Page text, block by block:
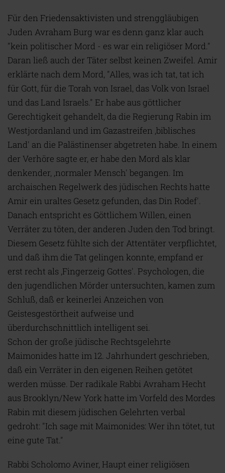
Für den Friedensaktivisten und strenggläubigen
Juden Avraham Burg war es denn ganz klar auch
"kein politischer Mord - es war ein religiöser Mord."
Daran ließ auch der Täter selbst keinen Zweifel. Amir
erklärte nach dem Mord, "Alles, was ich tat, tat ich
für Gott, für die Torah von Israel, das Volk von Israel
und das Land Israels." Er habe aus göttlicher
Gerechtigkeit gehandelt, da die Regierung Rabin im
Westjordanland und im Gazastreifen ,biblisches
Land' an die Palästinenser abgetreten habe. In einem
der Verhöre sagte er, er habe den Mord als klar
denkender, ‚normaler Mensch' begangen. Im
archaischen Regelwerk des jüdischen Rechts hatte
Amir ein uraltes Gesetz gefunden, das Din Rodef'.
Danach entspricht es Göttlichem Willen, einen
Verräter zu töten, der anderen Juden den Tod bringt.
Diesem Gesetz fühlte sich der Attentäter verpflichtet,
und daß ihm die Tat gelingen konnte, empfand er
erst recht als ‚Fingerzeig Gottes'. Psychologen, die
den jugendlichen Mörder untersuchten, kamen zum
Schluß, daß er keinerlei Anzeichen von
Geistesgestörtheit aufweise und
überdurchschnittlich intelligent sei.
Schon der große jüdische Rechtsgelehrte
Maimonides hatte im 12. Jahrhundert geschrieben,
daß ein Verräter in den eigenen Reihen getötet
werden müsse. Der radikale Rabbi Avraham Hecht
aus Brooklyn/New York hatte im Vorfeld des Mordes
Rabin mit diesem jüdischen Gelehrten verbal
gedroht: "Ich sage mit Maimonides: Wer ihn tötet, tut
eine gute Tat."
Rabbi Scholomo Aviner, Haupt einer religiösen